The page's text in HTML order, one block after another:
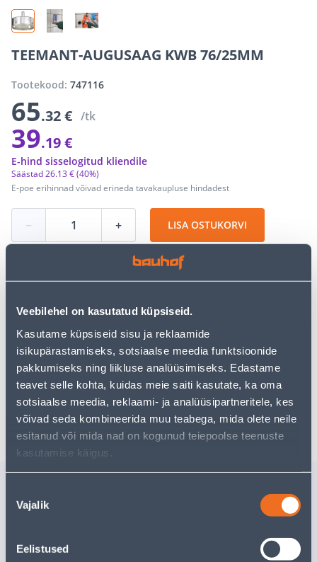
Veebilehel on kasutatud küpsiseid.
Kasutame küpsiseid sisu ja reklaamide
isikupärastamiseks, sotsiaalse meedia funktsioonide
pakkumiseks ning liikluse analüüsimiseks. Edastame
teavet selle kohta, kuidas meie saiti kasutate, ka oma
sotsiaalse meedia, reklaami- ja analüüsipartneritele, kes
võivad seda kombineerida muu teabega, mida olete neile
esitanud või mida nad on kogunud teiepoolse teenuste
kasutamise käigus.
valik
Vajalik
Eelistused
TEEMANT-AUGUSAAG KWB 76/25MM
Tootekood: 747116
65.32 € /tk
39.19 €
E-poe erihinnad võivad erineda tavakaupluse hindadest
Säästad26.13 €(40%)
E-hind sisselogitud kliendile
− + LISA OSTUKORVI
Eeldatav kojuvedu 3,69 € al. 2-5 tööpäeva
Tarne pakiautomaati al. 2,29 € al. 2-5 tööpäeva
Poest kätte, alates 09.08.2026
75MM
Tarne pole